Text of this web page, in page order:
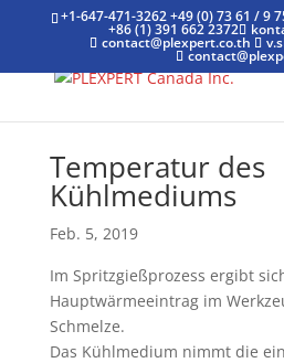
+1-647-471-3262 +49 (0) 73 61 / 9
+86 (1) 391 662 2372
contact@plexpert.co.th
Temperatur des
Kühlmediums
Feb. 5, 2019
Im Spritzgießprozess ergibt
Hauptwärmeeintrag im
Schmelze.
Das Kühlmedium nimmt die